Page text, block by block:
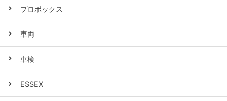
プロボックス
車両
車検
ESSEX